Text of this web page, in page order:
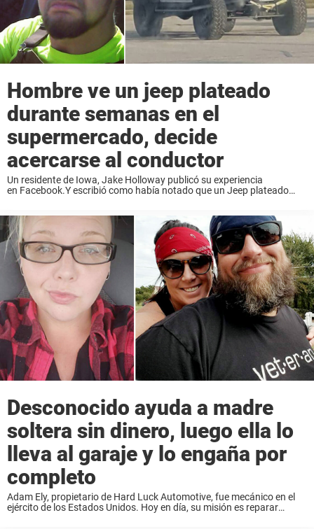
Hombre ve un jeep plateado
durante semanas en el
supermercado, decide
acercarse al conductor
Un residente de Iowa, Jake Holloway publicó su experiencia
en Facebook.Y escribió como había notado que un Jeep plateado
ventana ...
Desconocido ayuda a madre
soltera sin dinero, luego ella lo
lleva al garaje y lo engaña por
completo
Adam Ely, propietario de Hard Luck Automotive, fue mecánico en el
ejército de los Estados Unidos. Hoy en día, su misión es reparar